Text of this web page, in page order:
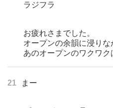
ラジフラ
お疲れさまでした。
オープンの余韻に浸りな
あのオープンのワクワク
21 まー